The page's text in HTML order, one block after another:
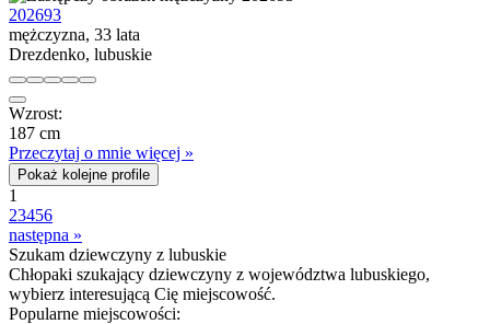
202693
mężczyzna, 33 lata
Drezdenko, lubuskie
Wzrost:
187 cm
Przeczytaj o mnie więcej »
Pokaż kolejne profile
1
23456
następna »
Szukam dziewczyny z lubuskie
Chłopaki szukający dziewczyny z województwa lubuskiego,
wybierz interesującą Cię miejscowość.
Popularne miejscowości: